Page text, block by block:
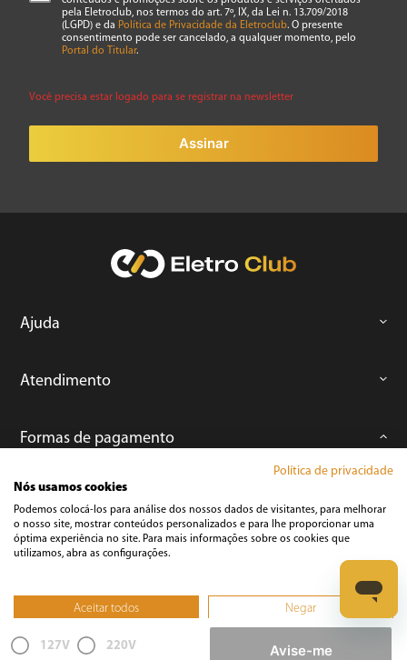
127V 220V Avise-me
pela Eletroclub, nos termos do art. 7º, IX, da Lei n. 13.709/2018
(LGPD) e da Política de Privacidade da Eletroclub. O presente
consentimento pode ser cancelado, a qualquer momento, pelo
Portal do Titular.
Você precisa estar logado para se registrar na newsletter
Assinar
Ajuda
Atendimento
Formas de pagamento
Loja Segura
Áudio e Vídeo
Política de privacidade
Nós usamos cookies
Podemos colocá-los para análise dos nossos dados de visitantes, para melhorar
o nosso site, mostrar conteúdos personalizados e para lhe proporcionar uma
óptima experiência no site. Para mais informações sobre os cookies que
utilizamos, abra as configurações.
Aceitar todos Negar
Não, ajustar